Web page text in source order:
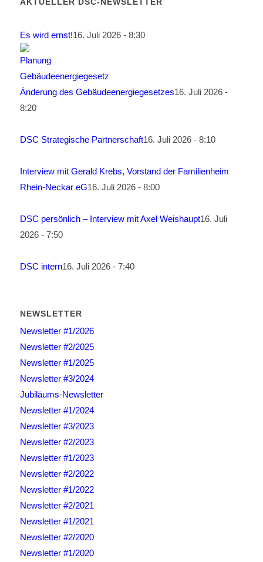
AKTUELLER DSC-NEWSLETTER
Es wird ernst!16. Juli 2026 - 8:30
Änderung des Gebäudeenergiegesetzes16. Juli 2026 -
8:20
DSC Strategische Partnerschaft16. Juli 2026 - 8:10
Interview mit Gerald Krebs, Vorstand der Familienheim
Rhein-Neckar eG16. Juli 2026 - 8:00
DSC persönlich – Interview mit Axel Weishaupt16. Juli
2026 - 7:50
DSC intern16. Juli 2026 - 7:40
NEWSLETTER
Newsletter #1/2026
Newsletter #2/2025
Newsletter #1/2025
Newsletter #3/2024
Jubiläums-Newsletter
Newsletter #1/2024
Newsletter #3/2023
Newsletter #2/2023
Newsletter #1/2023
Newsletter #2/2022
Newsletter #1/2022
Newsletter #2/2021
Newsletter #1/2021
Newsletter #2/2020
Newsletter #1/2020